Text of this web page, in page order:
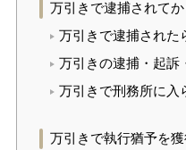
万引きで逮捕されて
万引きで逮捕された
万引きの逮捕・起訴
万引きで刑務所に入
万引きで執行猶予を